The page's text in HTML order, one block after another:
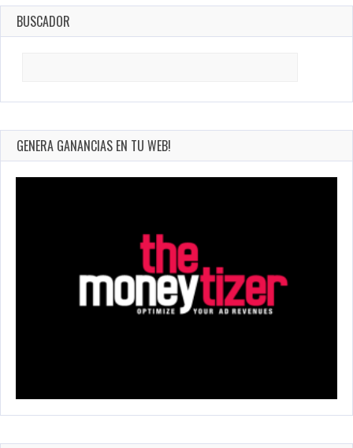
BUSCADOR
GENERA GANANCIAS EN TU WEB!